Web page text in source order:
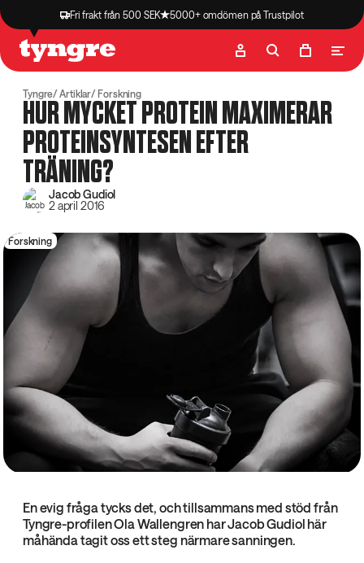
Fri frakt från 500 SEK 5000+ omdömen på Trustpilot
Butik Recept
Tyngre Artiklar Forskning
HUR MYCKET PROTEIN MAXIMERAR
PROTEINSYNTESEN EFTER
TRÄNING?
Jacob Gudiol
2 april 2016
Forskning
En evig fråga tycks det, och tillsammans med stöd från
Tyngre-profilen Ola Wallengren har Jacob Gudiol här
måhända tagit oss ett steg närmare sanningen.